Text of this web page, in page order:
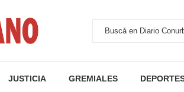
JUSTICIA GREMIALES